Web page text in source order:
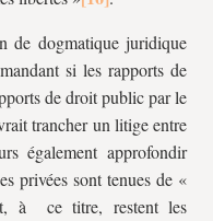
de dogmatique juridique
si les rapports de
de droit public par le
trancher un litige entre
également approfondir
privées sont tenues de «
à ce titre, restent les